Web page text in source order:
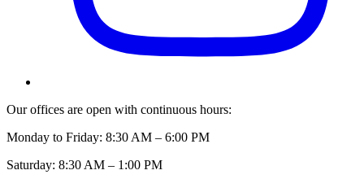
Our offices are open with continuous hours:
Monday to Friday: 8:30 AM – 6:00 PM
Saturday: 8:30 AM – 1:00 PM